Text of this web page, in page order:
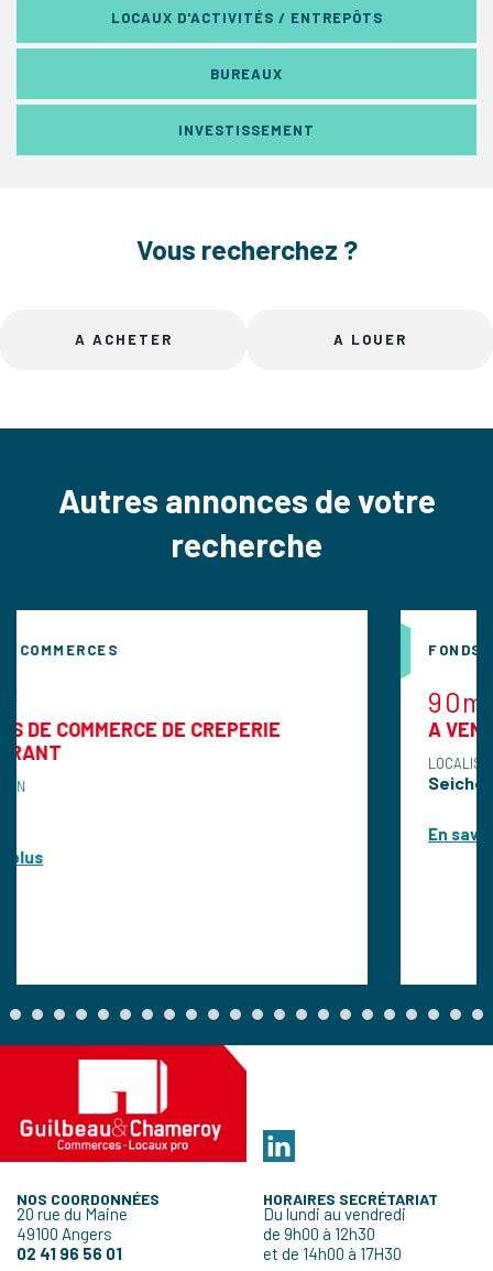
LOCAUX D'ACTIVITÉS / ENTREPÔTS
BUREAUX
INVESTISSEMENT
Vous recherchez ?
A ACHETER A LOUER
Autres annonces de votre
recherche
DE CREPERIE
FONDS DE COMMERCES
A VENDRE FDC de
Seiches-Sur-Le-Loir
NOS COORDONNÉES
20 rue du Maine
49100 Angers
02 41 96 56 01
HORAIRES SECRÉTARIAT
Du lundi au vendredi
de 9h00 à 12h30
et de 14h00 à 17H30